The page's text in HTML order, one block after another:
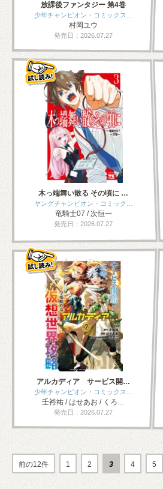
放課後ファンタジー 第4巻
少年チャンピオン・コミックス…
村岡ユウ
発売日：2026.07.27
木っ端舞い散る その頃に …
ヤングチャンピオン・コミック…
竜騎士07 / 次恒一
発売日：2026.07.27
アルカディア サービス開…
少年チャンピオン・コミックス…
壬裕祐 / はせあお / くろ…
発売日：2026.07.27
前の12件 1 2 3 4 5